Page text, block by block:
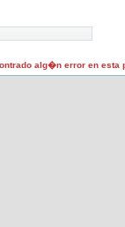
alg�n error en esta